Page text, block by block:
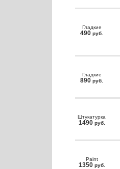
Гладкие
490 руб.
Гладкие
890 руб.
Штукатурка
1490 руб.
Paint
1350 руб.